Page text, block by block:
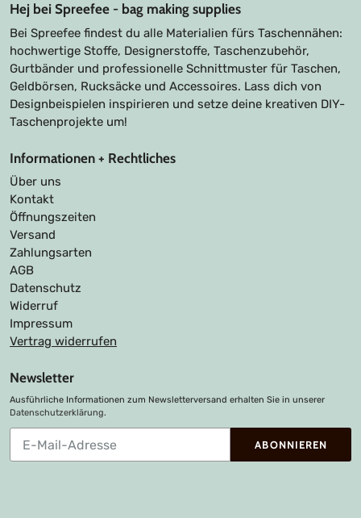
Hej bei Spreefee - bag making supplies
Bei Spreefee findest du alle Materialien fürs Taschennähen:
hochwertige Stoffe, Designerstoffe, Taschenzubehör,
Gurtbänder und professionelle Schnittmuster für Taschen,
Geldbörsen, Rucksäcke und Accessoires. Lass dich von
Designbeispielen inspirieren und setze deine kreativen DIY-
Taschenprojekte um!
Informationen + Rechtliches
Über uns
Kontakt
Öffnungszeiten
Versand
Zahlungsarten
AGB
Datenschutz
Widerruf
Impressum
Vertrag widerrufen
Newsletter
Ausführliche Informationen zum Newsletterversand erhalten Sie in unserer
Datenschutzerklärung.
unsere
ABONNIEREN